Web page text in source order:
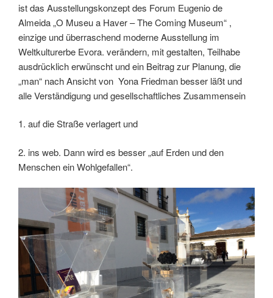
ist das Ausstellungskonzept des Forum Eugenio de
Almeida „O Museu a Haver – The Coming Museum“ ,
einzige und überraschend moderne Ausstellung im
Weltkulturerbe Evora. verändern, mit gestalten, Teilhabe
ausdrücklich erwünscht und ein Beitrag zur Planung, die
„man“ nach Ansicht von Yona Friedman besser läßt und
alle Verständigung und gesellschaftliches Zusammensein
1. auf die Straße verlagert und
2. ins web. Dann wird es besser „auf Erden und den
Menschen ein Wohlgefallen“.